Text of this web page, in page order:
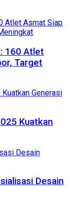
160 Atlet
Target
Kuatkan
Desain